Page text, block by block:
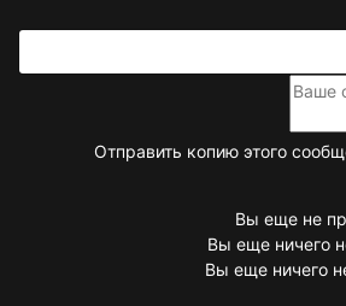
Отправить копию этого
Вы еще не
Вы еще ничего
Вы еще ничего